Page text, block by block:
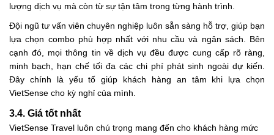
lượng dịch vụ mà còn từ sự tận tâm trong từng hành trình.
Đội ngũ tư vấn viên chuyên nghiệp luôn sẵn sàng hỗ trợ, giúp bạn
lựa chọn combo phù hợp nhất với nhu cầu và ngân sách. Bên
cạnh đó, mọi thông tin về dịch vụ đều được cung cấp rõ ràng,
minh bạch, hạn chế tối đa các chi phí phát sinh ngoài dự kiến.
Đây chính là yếu tố giúp khách hàng an tâm khi lựa chọn
VietSense cho kỳ nghỉ của mình.
3.4. Giá tốt nhất
VietSense Travel luôn chú trọng mang đến cho khách hàng mức